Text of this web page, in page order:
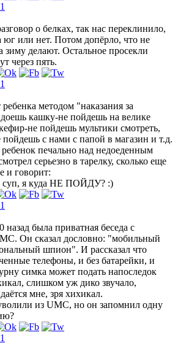
о белках, так нас переклинило,
юг или нет. Потом допёрло, что не
зиму делают. Остальное просекли
через пять.
методом "наказания за
кашку-не пойдешь на велике
не пойдешь мультики смотреть,
пойдешь с нами с папой в магазин и т.д.
печально над недоеденным
серьезно в тарелку, сколько еще
и говорит:
суп, я куда НЕ ПОЙДУ? :)
назад была приватная беседа с
Он сказал дословно: "мобильный
шпион". И рассказал что
телефоны, и без батарейки, и
симка может подать напоследок
слишком уж дико звучало,
мне, зря хихикал.
из UMC, но он запомнил одну